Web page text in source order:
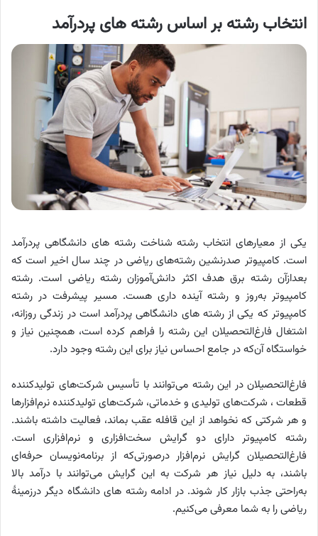
انتخاب رشته بر اساس رشته های پردرآمد
یکی از معیارهای انتخاب رشته شناخت رشته های دانشگاهی پردرآمد
است. کامپیوتر صدرنشین رشته‌های ریاضی در چند سال اخیر است که
بعدازآن رشته برق هدف اکثر دانش‌آموزان رشته ریاضی است. رشته
کامپیوتر به‌روز و رشته آینده داری هست. مسیر پیشرفت در رشته
کامپیوتر که یکی از رشته های دانشگاهی پردرآمد است در زندگی روزانه،
اشتغال فارغ‌التحصیلان این رشته را فراهم کرده است، همچنین نیاز و
خواستگاه آن‌که در جامع احساس نیاز برای این رشته وجود دارد.
فارغ‌التحصیلان در این رشته می‌توانند با تأسیس شرکت‌های تولید‌کننده
قطعات ، شرکت‌های تولیدی و خدماتی، شرکت‌های تولیدکننده نرم‌افزارها
و هر شرکتی که نخواهد از این قافله عقب بماند، فعالیت داشته باشند.
رشته کامپیوتر دارای دو گرایش سخت‌افزاری و نرم‌افزاری است.
فارغ‌التحصیلان گرایش نرم‌افزار درصورتی‌که از برنامه‌نویسان حرفه‌ای
باشند، به دلیل نیاز هر شرکت به این گرایش می‌توانند با درآمد بالا
به‌راحتی جذب بازار کار شوند. در ادامه رشته های دانشگاه دیگر درزمینهٔ
ریاضی را به شما معرفی می‌کنیم.